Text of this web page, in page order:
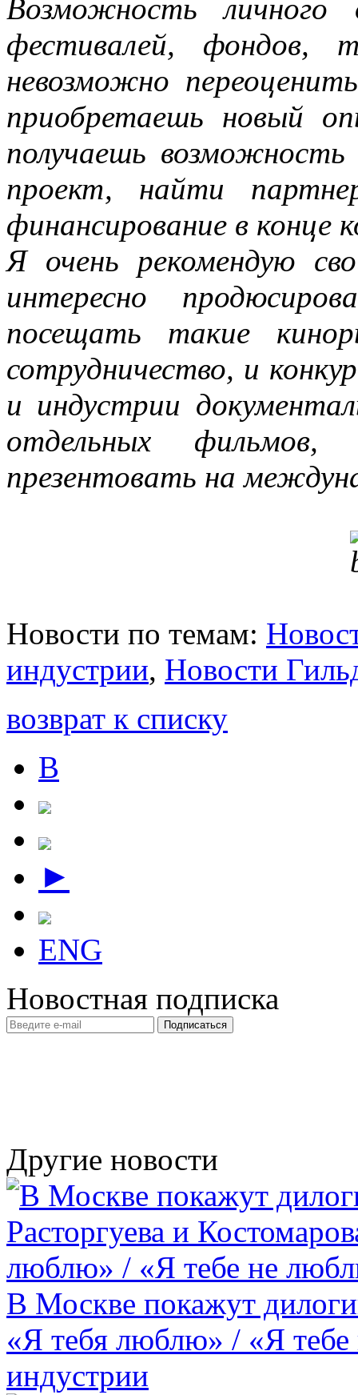
Возможность личного
фестивалей, фондов,
невозможно
приобретаешь новый
получаешь
проект, найти
финансирование в конце
Я очень рекомендую
интересно
посещать такие
сотрудничество, и
и индустрии
отдельных фильмов,
презентовать на
Новости по темам:
индустрии, Новости
возврат к списку
В
►
ENG
Новостная подписка
Другие новости
В Москве покажут
«Я тебя люблю» / «Я
индустрии